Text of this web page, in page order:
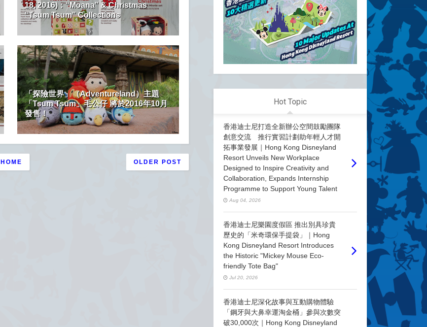
18, 2016)：“Moana” & Christmas
“Tsum Tsum” Collections
「探險世界」（Adventureland）主題
「Tsum Tsum」毛公仔 將於2016年10月
發售！
OLDER POST
HOME
Hot Topic
香港迪士尼打造全新辦公空間鼓勵團隊
創意交流 推行實習計劃助年輕人才開
拓事業發展｜Hong Kong Disneyland
Resort Unveils New Workplace
Designed to Inspire Creativity and
Collaboration, Expands Internship
Programme to Support Young Talent
Aug 04, 2026
香港迪士尼樂園度假區 推出別具珍貴
歷史的「米奇環保手提袋」｜Hong
Kong Disneyland Resort Introduces
the Historic "Mickey Mouse Eco-
friendly Tote Bag"
Jul 20, 2026
香港迪士尼深化故事與互動購物體驗
「鋼牙與大鼻幸運淘金桶」參與次數突
破30,000次｜Hong Kong Disneyland